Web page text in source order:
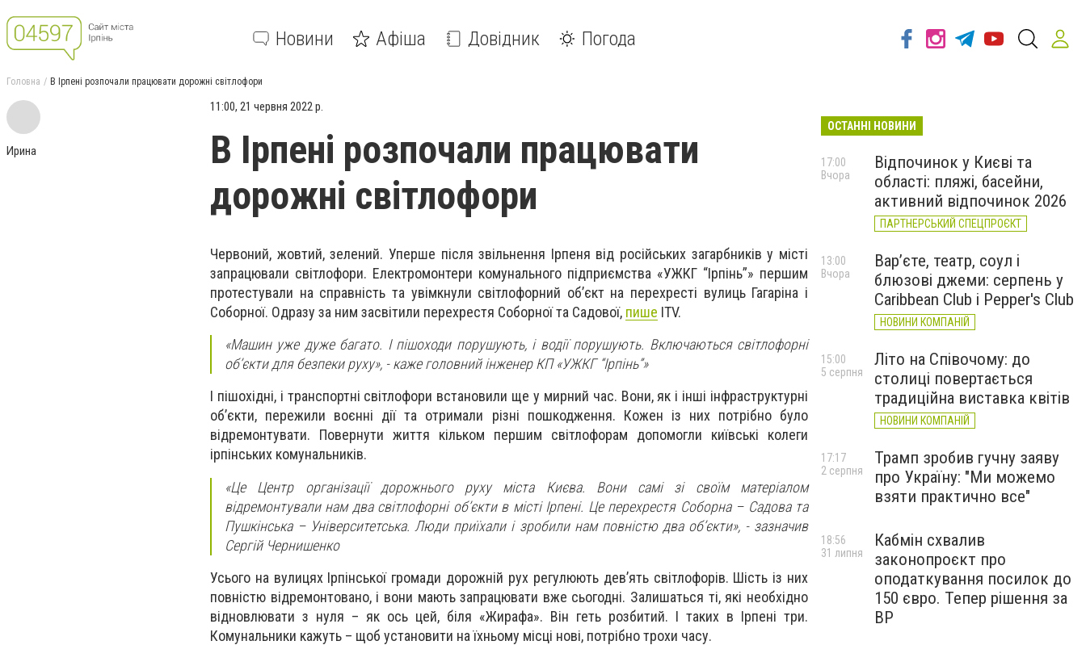
Новини Афіша Довідник Погода
Головна В Ірпені розпочали працювати дорожні світлофори
Ирина
11:00, 21 червня 2022 р.
В Ірпені розпочали працювати
дорожні світлофори
Червоний, жовтий, зелений. Уперше після звільнення Ірпеня від російських загарбників у місті
запрацювали світлофори. Електромонтери комунального підприємства «УЖКГ “Ірпінь”» першим
протестували на справність та увімкнули світлофорний об’єкт на перехресті вулиць Гагаріна і
Соборної. Одразу за ним засвітили перехрестя Соборної та Садової, пише ITV.
«Машин уже дуже багато. І пішоходи порушують, і водії порушують. Включаються світлофорні
об’єкти для безпеки руху», - каже головний інженер КП «УЖКГ “Ірпінь”»
І пішохідні, і транспортні світлофори встановили ще у мирний час. Вони, як і інші інфраструктурні
об’єкти, пережили воєнні дії та отримали різні пошкодження. Кожен із них потрібно було
відремонтувати. Повернути життя кільком першим світлофорам допомогли київські колеги
ірпінських комунальників.
«Це Центр організації дорожнього руху міста Києва. Вони самі зі своїм матеріалом
відремонтували нам два світлофорні об’єкти в місті Ірпені. Це перехрестя Соборна – Садова та
Пушкінська – Університетська. Люди приїхали і зробили нам повністю два об’єкти», - зазначив
Сергій Чернишенко
Усього на вулицях Ірпінської громади дорожній рух регулюють дев’ять світлофорів. Шість із них
повністю відремонтовано, і вони мають запрацювати вже сьогодні. Залишаться ті, які необхідно
відновлювати з нуля – як ось цей, біля «Жирафа». Він геть розбитий. І таких в Ірпені три.
Комунальники кажуть – щоб установити на їхньому місці нові, потрібно трохи часу.
ОСТАННІ НОВИНИ
Відпочинок у Києві та
області: пляжі, басейни,
активний відпочинок 2026
ПАРТНЕРСЬКИЙ СПЕЦПРОЄКТ
17:00
Вчора
Вар’єте, театр, соул і
блюзові джеми: серпень у
Caribbean Club і Pepper's Club
НОВИНИ КОМПАНІЙ
13:00
Вчора
Літо на Співочому: до
столиці повертається
традиційна виставка квітів
НОВИНИ КОМПАНІЙ
15:00
5 серпня
Трамп зробив гучну заяву
про Україну: "Ми можемо
взяти практично все"
17:17
2 серпня
Кабмін схвалив
законопроєкт про
оподаткування посилок до
150 євро. Тепер рішення за
ВР
18:56
31 липня